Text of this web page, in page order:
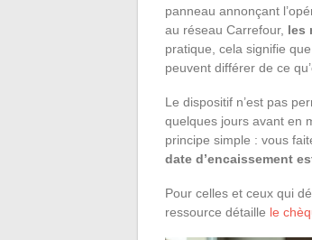
panneau annonçant
au réseau Carrefour, les
pratique, cela signifie
peuvent différer de ce
Le dispositif n’est pas
quelques jours avant en
principe simple : vous
date d’encaissement
Pour celles et ceux qui
ressource détaille le